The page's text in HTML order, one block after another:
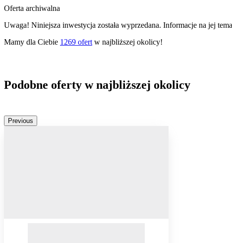
Oferta archiwalna
Uwaga! Niniejsza inwestycja została wyprzedana. Informacje na jej
Mamy dla Ciebie 1269 ofert w najbliższej okolicy!
Podobne oferty w najbliższej okolicy
Previous